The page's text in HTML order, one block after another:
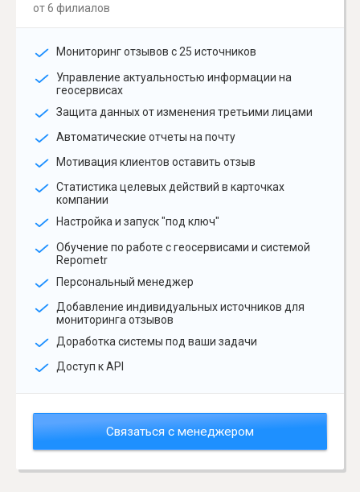
от 6 филиалов
Мониторинг отзывов с 25 источников
Управление актуальностью информации на
геосервисах
Защита данных от изменения третьими лицами
Автоматические отчеты на почту
Мотивация клиентов оставить отзыв
Статистика целевых действий в карточках
компании
Настройка и запуск "под ключ"
Обучение по работе с геосервисами и системой
Repometr
Персональный менеджер
Добавление индивидуальных источников для
мониторинга отзывов
Доработка системы под ваши задачи
Доступ к API
Связаться с менеджером